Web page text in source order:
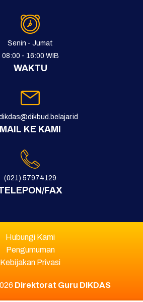
Senin - Jumat
08:00 - 16:00 WIB
WAKTU
MAIL KE KAMI
(021) 57974129
FAX
Hubungi Kami
Pengumuman
Kebijakan Privasi
Direktorat Guru DIKDAS